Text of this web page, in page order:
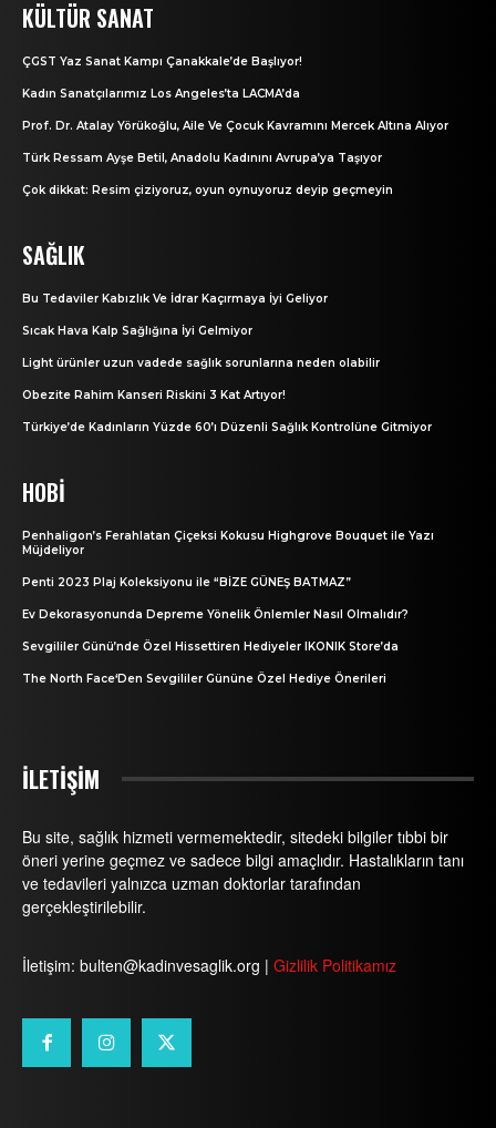
KÜLTÜR SANAT
ÇGST Yaz Sanat Kampı Çanakkale’de Başlıyor!
Kadın Sanatçılarımız Los Angeles’ta LACMA’da
Prof. Dr. Atalay Yörükoğlu, Aile Ve Çocuk Kavramını Mercek Altına Alıyor
Türk Ressam Ayşe Betil, Anadolu Kadınını Avrupa’ya Taşıyor
Çok dikkat: Resim çiziyoruz, oyun oynuyoruz deyip geçmeyin
SAĞLIK
Bu Tedaviler Kabızlık Ve İdrar Kaçırmaya İyi Geliyor
Sıcak Hava Kalp Sağlığına İyi Gelmiyor
Light ürünler uzun vadede sağlık sorunlarına neden olabilir
Obezite Rahim Kanseri Riskini 3 Kat Artıyor!
Türkiye’de Kadınların Yüzde 60’ı Düzenli Sağlık Kontrolüne Gitmiyor
HOBI
Penhaligon’s Ferahlatan Çiçeksi Kokusu Highgrove Bouquet ile Yazı
Müjdeliyor
Penti 2023 Plaj Koleksiyonu ile “BİZE GÜNEŞ BATMAZ”
Ev Dekorasyonunda Depreme Yönelik Önlemler Nasıl Olmalıdır?
Sevgililer Günü’nde Özel Hissettiren Hediyeler IKONIK Store’da
The North Face‘Den Sevgililer Gününe Özel Hediye Önerileri
İLETİŞİM
Bu site, sağlık hizmeti vermemektedir, sitedeki bilgiler tıbbi bir
öneri yerine geçmez ve sadece bilgi amaçlıdır. Hastalıkların tanı
ve tedavileri yalnızca uzman doktorlar tarafından
gerçekleştirilebilir.
İletişim: bulten@kadinvesaglik.org | Gizlilik Politikamız